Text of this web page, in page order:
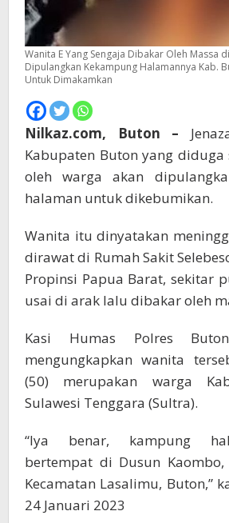
Wanita E Yang Sengaja Dibakar Oleh Massa
Dipulangkan Kekampung Halamannya Kab.
Untuk Dimakamkan
Nilkaz.com, Buton –
Kabupaten Buton yang
oleh warga akan
halaman untuk dikebumikan.
Wanita itu dinyatakan
dirawat di Rumah Sakit
Propinsi Papua Barat, sekitar
usai di arak lalu dibakar oleh
Kasi Humas Polres
mengungkapkan wanita
(50) merupakan warga
Sulawesi Tenggara (Sultra).
“Iya benar, kampung
bertempat di Dusun Kaombo,
Kecamatan Lasalimu, Buton,”
24 Januari 2023